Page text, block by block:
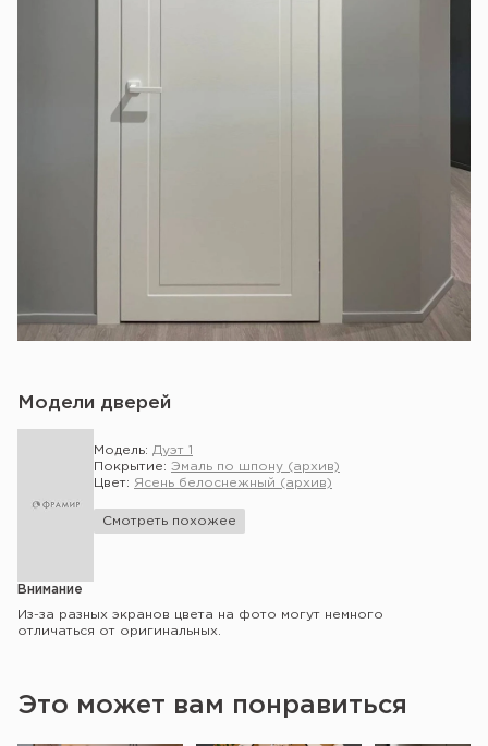
Модели дверей
Модель: Дуэт 1
Покрытие: Эмаль по шпону (архив)
Цвет: Ясень белоснежный (архив)
Смотреть похожее
Внимание
Из-за разных экранов цвета на фото могут немного
отличаться от оригинальных.
Это может вам понравиться